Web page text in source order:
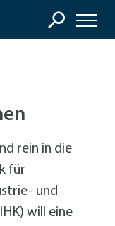
rein in die
für
und
will eine